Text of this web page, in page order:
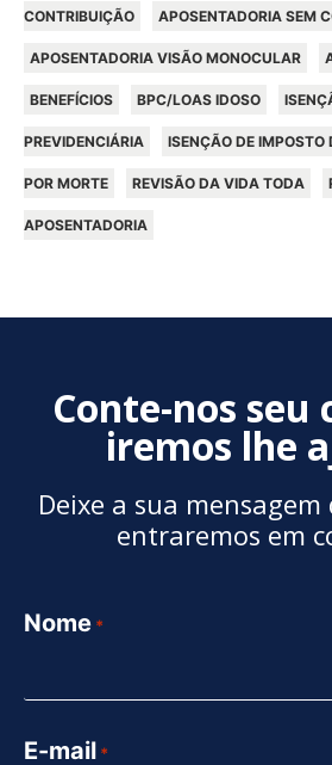
CONTRIBUIÇÃO APOSENTADORIA SEM
APOSENTADORIA VISÃO MONOCULAR
BENEFÍCIOS BPC/LOAS IDOSO
PREVIDENCIÁRIA ISENÇÃO DE IMPOSTO
POR MORTE REVISÃO DA VIDA TODA
APOSENTADORIA
Conte-nos seu
iremos lhe
Deixe a sua
entraremos em
Nome *
E-mail *